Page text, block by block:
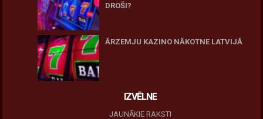
DROŠI?
ĀRZEMJU KAZINO NĀKOTNE LATVIJĀ
IZVĒLNE
JAUNĀKIE RAKSTI